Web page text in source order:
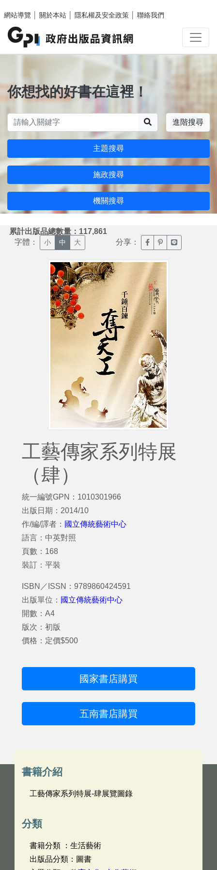
網站導覽
關於本站 隱私權及安全政策 聯絡我們
你想找的好書在這裡！
進階搜尋
主題搜尋
施政搜尋
機關搜尋
累計出版品總數量：117,861
字體： 小 中 大 分享： 臉書分享(另開新視窗)
噗浪分享(另開新
Line分享(另
工藝傳家系列特展
（肆）
統一編號GPN：1010301966
出版日期：2014/10
作/編/譯者： 國立傳統藝術中心
語言：中英對照
頁數：168
裝訂：平裝
ISBN／ISSN：9789860424591
出版單位： 國立傳統藝術中心
開數：A4
版次：初版
價格：定價$500
國家書店購買
五南書店購買
書籍介紹
工藝傳家系列特展-肆展覽圖錄
分類
書籍分類 ：生活藝術
出版品分類：圖書